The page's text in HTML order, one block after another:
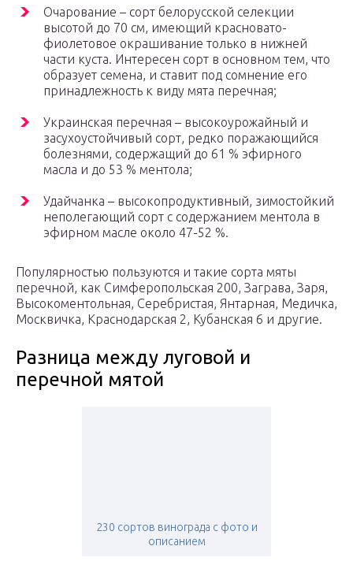
Очарование – сорт белорусской селекции
высотой до 70 см, имеющий красновато-
фиолетовое окрашивание только в нижней
части куста. Интересен сорт в основном тем, что
образует семена, и ставит под сомнение его
принадлежность к виду мята перечная;
Украинская перечная – высокоурожайный и
засухоустойчивый сорт, редко поражающийся
болезнями, содержащий до 61 % эфирного
масла и до 53 % ментола;
Удайчанка – высокопродуктивный, зимостойкий
неполегающий сорт с содержанием ментола в
эфирном масле около 47-52 %.
Популярностью пользуются и такие сорта мяты
перечной, как Симферопольская 200, Заграва, Заря,
Высокоментольная, Серебристая, Янтарная, Медичка,
Москвичка, Краснодарская 2, Кубанская 6 и другие.
Разница между луговой и
перечной мятой
230 сортов винограда с фото и
описанием